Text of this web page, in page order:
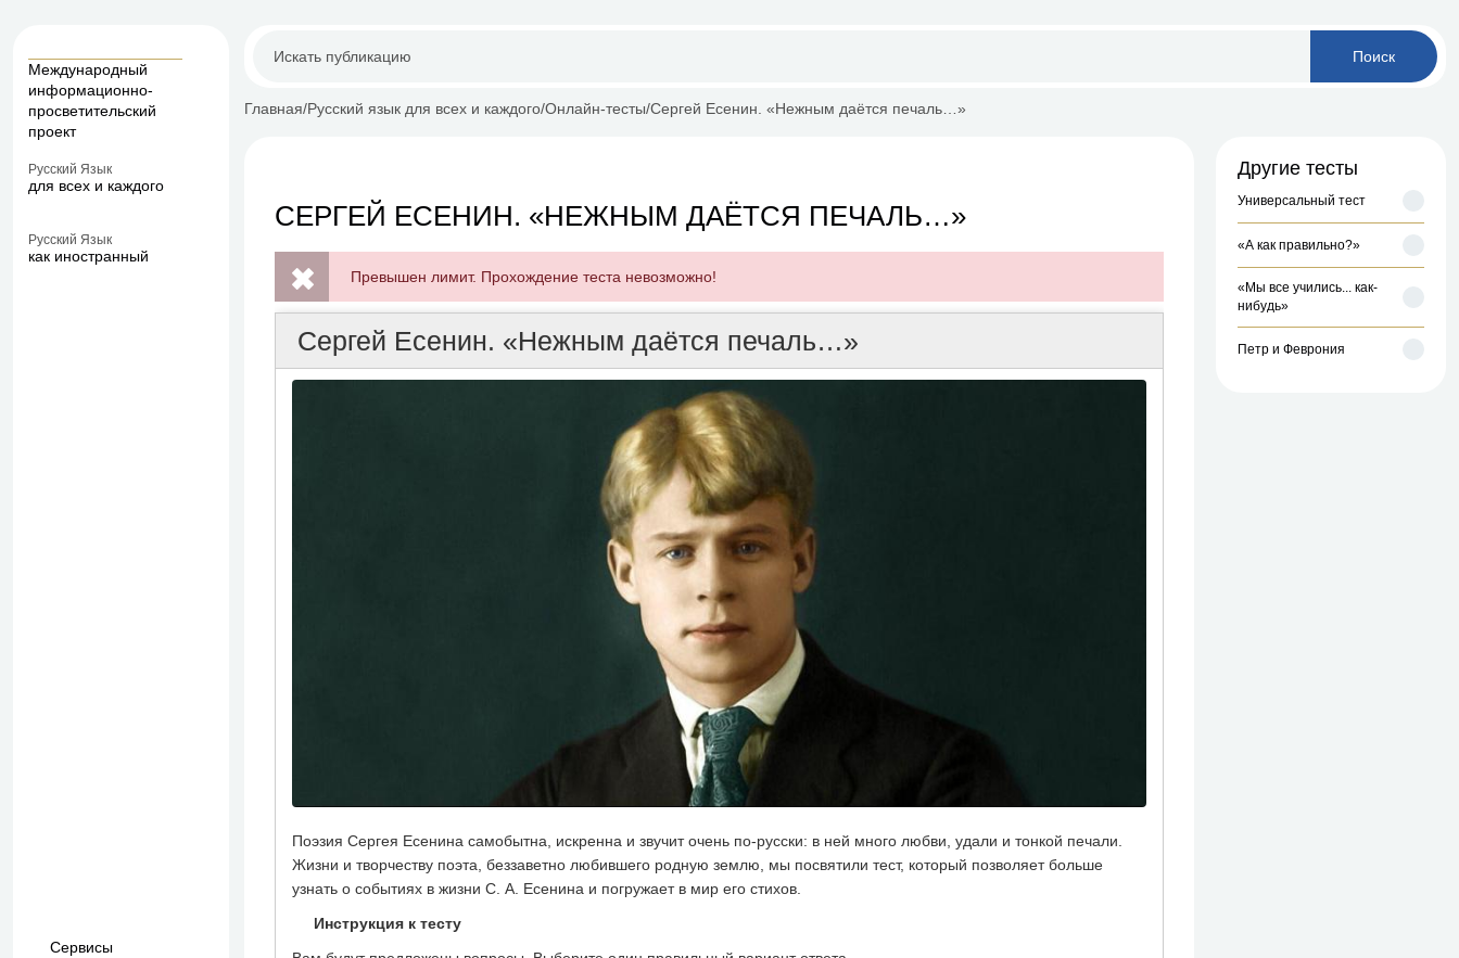
Поиск
Международный
информационно-
просветительский
проект
Русский Язык
для всех и каждого
Русский Язык
как иностранный
Сервисы
Главная Русский язык для всех и каждого Онлайн-тесты Сергей Есенин. «Нежным даётся печаль…»
СЕРГЕЙ ЕСЕНИН. «НЕЖНЫМ ДАЁТСЯ ПЕЧАЛЬ…»
Другие тесты
Универсальный тест
«А как правильно?»
«Мы все учились... как-
нибудь»
Петр и Феврония